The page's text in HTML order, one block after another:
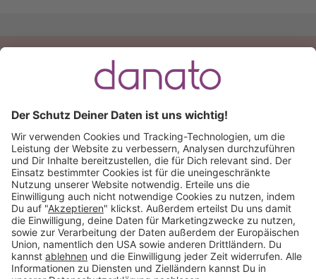
Du hast eine Frage?
+49 (0) 511 51 56 0300
schreib uns eineE-Mail
Käuferschutz inklusive Kauf auf Rechnung
Mitglied im: